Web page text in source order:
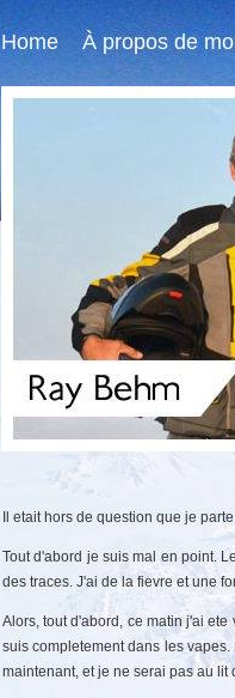
Home À propos de
Il etait hors de question que je
Tout d'abord je suis mal en point.
des traces. J'ai de la fievre et une
Alors, tout d'abord, ce matin j'ai
suis completement dans les
maintenant, et je ne serai pas au lit